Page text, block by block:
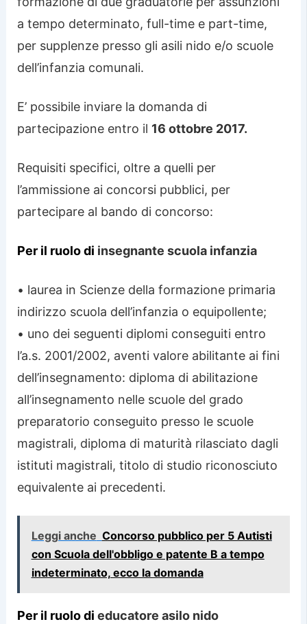
a tempo determinato, full-time e part-time,
per supplenze presso gli asili nido e/o scuole
dell’infanzia comunali.
E’ possibile inviare la domanda di
partecipazione entro il 16 ottobre 2017.
Requisiti specifici, oltre a quelli per
l’ammissione ai concorsi pubblici, per
partecipare al bando di concorso:
Per il ruolo di insegnante scuola infanzia
• laurea in Scienze della formazione primaria
indirizzo scuola dell’infanzia o equipollente;
• uno dei seguenti diplomi conseguiti entro
l’a.s. 2001/2002, aventi valore abilitante ai fini
dell’insegnamento: diploma di abilitazione
all’insegnamento nelle scuole del grado
preparatorio conseguito presso le scuole
magistrali, diploma di maturità rilasciato dagli
istituti magistrali, titolo di studio riconosciuto
equivalente ai precedenti.
Leggi anche Concorso pubblico per 5 Autisti
con Scuola dell'obbligo e patente B a tempo
indeterminato, ecco la domanda
Per il ruolo dieducatore asilo nido